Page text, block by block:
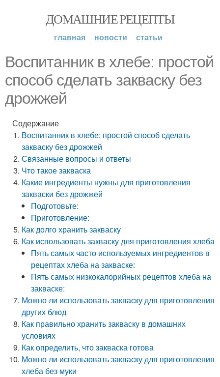
ДОМАШНИЕ РЕЦЕПТЫ
главная новости статьи
Воспитанник в хлебе: простой
способ сделать закваску без
дрожжей
Содержание
Воспитанник в хлебе: простой способ сделать
закваску без дрожжей
Связанные вопросы и ответы
Что такое закваска
Какие ингредиенты нужны для приготовления
закваски без дрожжей
Подготовьте:
Приготовление:
Как долго хранить закваску
Как использовать закваску для приготовления хлеба
Пять самых часто используемых ингредиентов в
рецептах хлеба на закваске:
Пять самых низкокалорийных рецептов хлеба на
закваске:
Можно ли использовать закваску для приготовления
других блюд
Как правильно хранить закваску в домашних
условиях
Как определить, что закваска готова
Можно ли использовать закваску для приготовления
хлеба без муки